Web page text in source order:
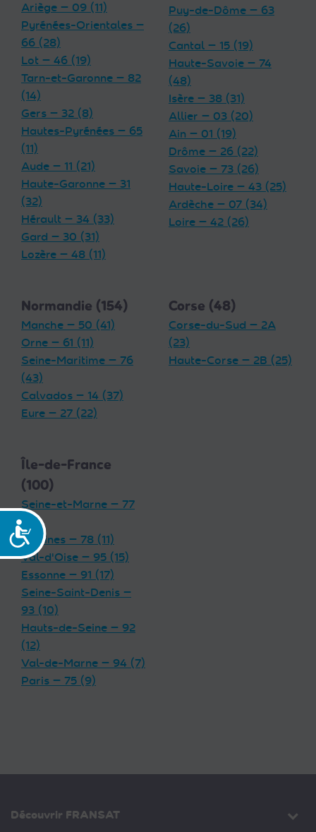
Accessibilité
Ariège — 09 (11)
Pyrénées-Orientales —
66 (28)
Lot — 46 (19)
Tarn-et-Garonne — 82
(14)
Gers — 32 (8)
Hautes-Pyrénées — 65
(11)
Aude — 11 (21)
Haute-Garonne — 31
(32)
Hérault — 34 (33)
Gard — 30 (31)
Lozère — 48 (11)
Puy-de-Dôme — 63
(26)
Cantal — 15 (19)
Haute-Savoie — 74
(48)
Isère — 38 (31)
Allier — 03 (20)
Ain — 01 (19)
Drôme — 26 (22)
Savoie — 73 (26)
Haute-Loire — 43 (25)
Ardèche — 07 (34)
Loire — 42 (26)
Normandie (154)
Manche — 50 (41)
Orne — 61 (11)
Seine-Maritime — 76
(43)
Calvados — 14 (37)
Eure — 27 (22)
Corse (48)
Corse-du-Sud — 2A
(23)
Haute-Corse — 2B (25)
Île-de-France
(100)
Seine-et-Marne — 77
(19)
Yvelines — 78 (11)
Val-d'Oise — 95 (15)
Essonne — 91 (17)
Seine-Saint-Denis —
93 (10)
Hauts-de-Seine — 92
(12)
Val-de-Marne — 94 (7)
Paris — 75 (9)
Découvrir FRANSAT